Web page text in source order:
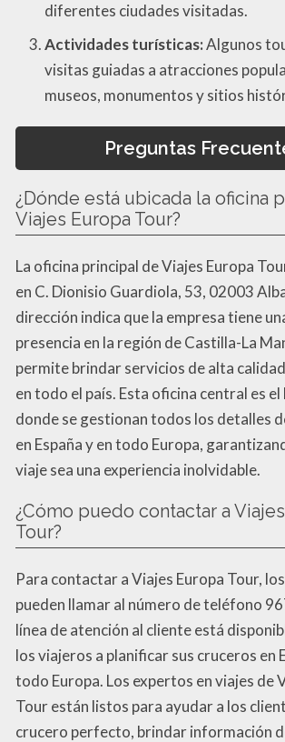
diferentes ciudades visitadas.
Actividades turísticas:Algunos
visitas guiadas a atracciones
museos, monumentos y sitios
Preguntas
¿Dónde está ubicada la oficina
Viajes Europa Tour?
La oficina principal de Viajes Europa
en C. Dionisio Guardiola, 53, 02003
dirección indica que la empresa tiene
presencia en la región de Castilla-La
permite brindar servicios de alta
en todo el país. Esta oficina central es
donde se gestionan todos los detalles
en España y en todo Europa,
viaje sea una experiencia inolvidable.
¿Cómo puedo contactar a
Tour?
Para contactar a Viajes Europa Tour,
pueden llamar al número de teléfono
línea de atención al cliente está
los viajeros a planificar sus cruceros en
todo Europa. Los expertos en viajes de
Tour están listos para ayudar a los
crucero perfecto, brindar información